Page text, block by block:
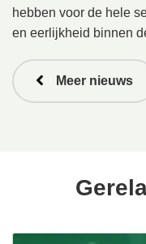
hebben voor de hele
en eerlijkheid binnen
Meer nieuws